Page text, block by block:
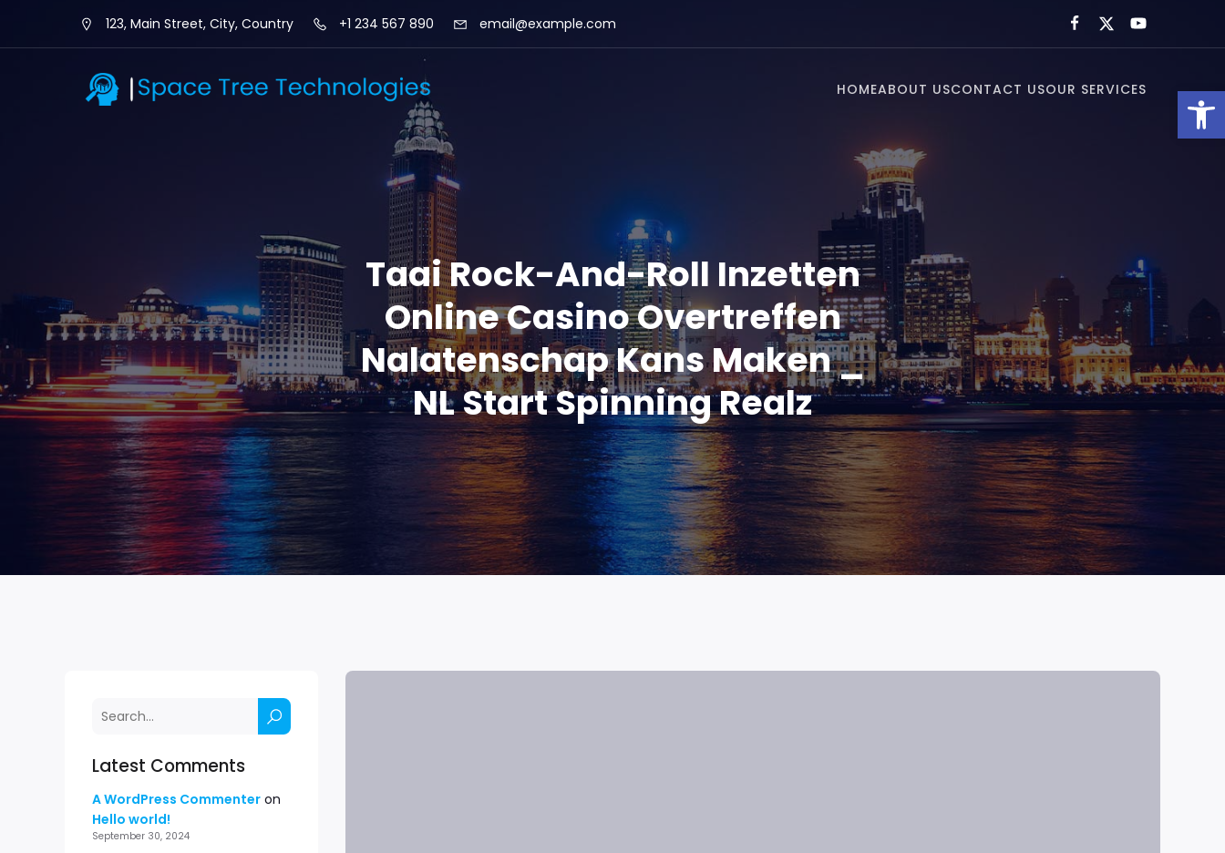
Open toolbar
123, Main Street, City, Country +1 234 567 890 email@example.com
HOMEABOUT USCONTACT USOUR SERVICES
Taai Rock-And-Roll Inzetten
Online Casino Overtreffen
Nalatenschap Kans Maken _
NL Start Spinning Realz
Latest Comments
A WordPress Commenter on
Hello world!
September 30, 2024